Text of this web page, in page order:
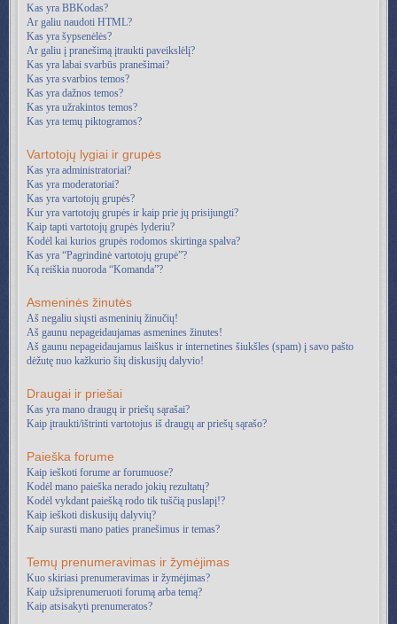
Kas yra BBKodas?
Ar galiu naudoti HTML?
Kas yra šypsenėlės?
Ar galiu į pranešimą įtraukti paveikslėlį?
Kas yra labai svarbūs pranešimai?
Kas yra svarbios temos?
Kas yra dažnos temos?
Kas yra užrakintos temos?
Kas yra temų piktogramos?
Vartotojų lygiai ir grupės
Kas yra administratoriai?
Kas yra moderatoriai?
Kas yra vartotojų grupės?
Kur yra vartotojų grupės ir kaip prie jų prisijungti?
Kaip tapti vartotojų grupės lyderiu?
Kodėl kai kurios grupės rodomos skirtinga spalva?
Kas yra “Pagrindinė vartotojų grupė”?
Ką reiškia nuoroda “Komanda”?
Asmeninės žinutės
Aš negaliu siųsti asmeninių žinučių!
Aš gaunu nepageidaujamas asmenines žinutes!
Aš gaunu nepageidaujamus laiškus ir internetines šiukšles (spam) į savo pašto
dėžutę nuo kažkurio šių diskusijų dalyvio!
Draugai ir priešai
Kas yra mano draugų ir priešų sąrašai?
Kaip įtraukti/ištrinti vartotojus iš draugų ar priešų sąrašo?
Paieška forume
Kaip ieškoti forume ar forumuose?
Kodėl mano paieška nerado jokių rezultatų?
Kodėl vykdant paiešką rodo tik tuščią puslapį!?
Kaip ieškoti diskusijų dalyvių?
Kaip surasti mano paties pranešimus ir temas?
Temų prenumeravimas ir žymėjimas
Kuo skiriasi prenumeravimas ir žymėjimas?
Kaip užsiprenumeruoti forumą arba temą?
Kaip atsisakyti prenumeratos?